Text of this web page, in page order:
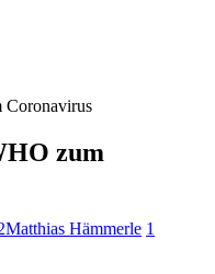
Coronavirus
zum
Matthias Hämmerle 1